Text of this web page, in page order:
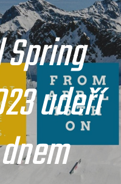
udeří